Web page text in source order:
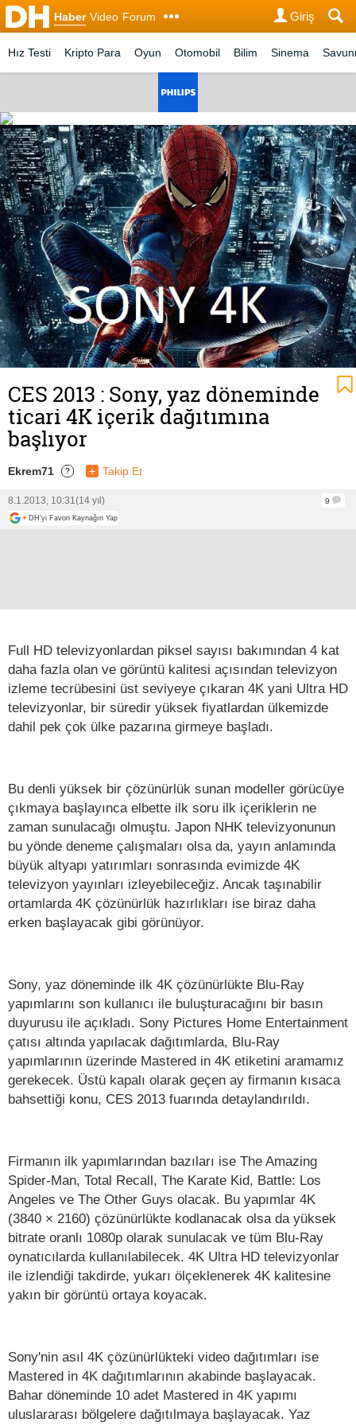
Haber Video Forum Giriş
Hız Testi Kripto Para Oyun Otomobil Bilim Sinema
CES 2013 : Sony, yaz döneminde
ticari 4K içerik dağıtımına
başlıyor
Ekrem71 ? + Takip Et
8.1.2013, 10:31 (14 yıl)
9
+ DH'yi Favori Kaynağın Yap
Full HD televizyonlardan piksel sayısı bakımından 4 kat
daha fazla olan ve görüntü kalitesi açısından televizyon
izleme tecrübesini üst seviyeye çıkaran 4K yani Ultra HD
televizyonlar, bir süredir yüksek fiyatlardan ülkemizde
dahil pek çok ülke pazarına girmeye başladı.
Bu denli yüksek bir çözünürlük sunan modeller görücüye
çıkmaya başlayınca elbette ilk soru ilk içeriklerin ne
zaman sunulacağı olmuştu. Japon NHK televizyonunun
bu yönde deneme çalışmaları olsa da, yayın anlamında
büyük altyapı yatırımları sonrasında evimizde 4K
televizyon yayınları izleyebileceğiz. Ancak taşınabilir
ortamlarda 4K çözünürlük hazırlıkları ise biraz daha
erken başlayacak gibi görünüyor.
Sony, yaz döneminde ilk 4K çözünürlükte Blu-Ray
yapımlarını son kullanıcı ile buluşturacağını bir basın
duyurusu ile açıkladı. Sony Pictures Home Entertainment
çatısı altında yapılacak dağıtımlarda, Blu-Ray
yapımlarının üzerinde Mastered in 4K etiketini aramamız
gerekecek. Üstü kapalı olarak geçen ay firmanın kısaca
bahsettiği konu, CES 2013 fuarında detaylandırıldı.
Firmanın ilk yapımlarından bazıları ise The Amazing
Spider-Man, Total Recall, The Karate Kid, Battle: Los
Angeles ve The Other Guys olacak. Bu yapımlar 4K
(3840 × 2160) çözünürlükte kodlanacak olsa da yüksek
bitrate oranlı 1080p olarak sunulacak ve tüm Blu-Ray
oynatıcılarda kullanılabilecek. 4K Ultra HD televizyonlar
ile izlendiği takdirde, yukarı ölçeklenerek 4K kalitesine
yakın bir görüntü ortaya koyacak.
Sony'nin asıl 4K çözünürlükteki video dağıtımları ise
Mastered in 4K dağıtımlarının akabinde başlayacak.
Bahar döneminde 10 adet Mastered in 4K yapımı
uluslararası bölgelere dağıtılmaya başlayacak. Yaz